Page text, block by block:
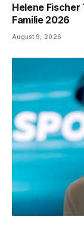
Helene
Familie 2026
August 9, 2026